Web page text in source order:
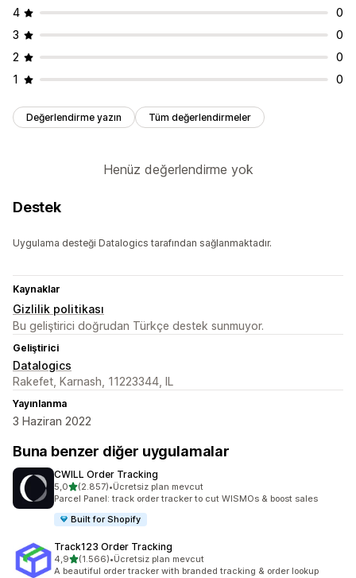
4
0
3
0
2
0
1
0
Değerlendirme yazın Tüm değerlendirmeler
Henüz değerlendirme yok
Destek
Uygulama desteği Datalogics tarafından sağlanmaktadır.
Kaynaklar
Gizlilik politikası
Bu geliştirici doğrudan Türkçe destek sunmuyor.
Geliştirici
Datalogics
Rakefet, Karnash, 11223344, IL
Yayınlanma
3 Haziran 2022
Buna benzer diğer uygulamalar
CWILL Order Tracking
5,05 yıldız üzerinden
(2.857)
toplam 2857 değerlendirme
•Ücretsiz plan mevcut
Parcel Panel: track order tracker to cut WISMOs & boost sales
Built for Shopify
Track123 Order Tracking
4,95 yıldız üzerinden
(1.566)
toplam 1566 değerlendirme
•Ücretsiz plan mevcut
A beautiful order tracker with branded tracking & order lookup